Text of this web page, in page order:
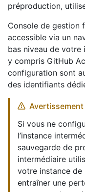
préproduction,
Console de gestion
accessible via un
bas niveau de votre
y compris GitHub
configuration sont
des identifiants
Avertissement
Si vous ne
l’instance
sauvegarde de
intermédiaire
votre instance
entraîner une